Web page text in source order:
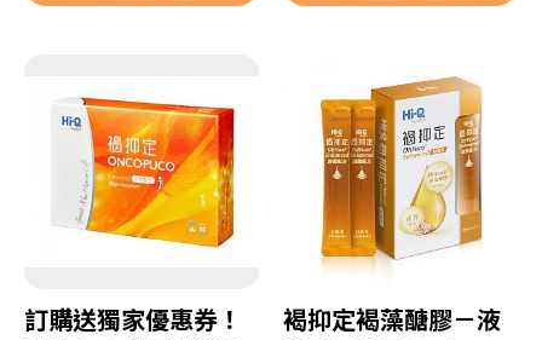
訂購送獨家優惠券！
褐抑定褐藻醣膠－液